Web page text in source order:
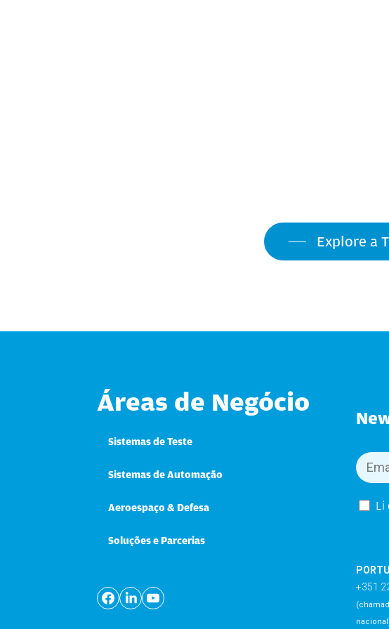
Explore a
Áreas de Negócio
Sistemas de Teste
Sistemas de Automação
Aeroespaço & Defesa
Soluções e Parcerias
Li
+351